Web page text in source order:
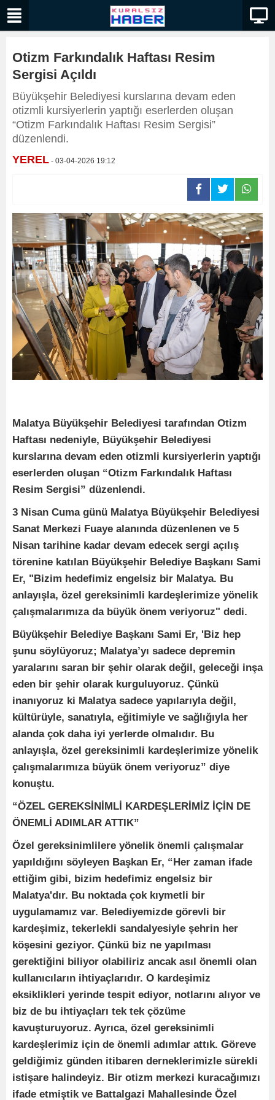
Otizm Farkındalık Haftası Resim
Sergisi Açıldı
Büyükşehir Belediyesi kurslarına devam eden
otizmli kursiyerlerin yaptığı eserlerden oluşan
“Otizm Farkındalık Haftası Resim Sergisi”
düzenlendi.
YEREL - 03-04-2026 19:12
Malatya Büyükşehir Belediyesi tarafından Otizm
Haftası nedeniyle, Büyükşehir Belediyesi
kurslarına devam eden otizmli kursiyerlerin yaptığı
eserlerden oluşan “Otizm Farkındalık Haftası
Resim Sergisi” düzenlendi.
3 Nisan Cuma günü Malatya Büyükşehir Belediyesi
Sanat Merkezi Fuaye alanında düzenlenen ve 5
Nisan tarihine kadar devam edecek sergi açılış
törenine katılan Büyükşehir Belediye Başkanı Sami
Er, "Bizim hedefimiz engelsiz bir Malatya. Bu
anlayışla, özel gereksinimli kardeşlerimize yönelik
çalışmalarımıza da büyük önem veriyoruz" dedi.
Büyükşehir Belediye Başkanı Sami Er, 'Biz hep
şunu söylüyoruz; Malatya’yı sadece depremin
yaralarını saran bir şehir olarak değil, geleceği inşa
eden bir şehir olarak kurguluyoruz. Çünkü
inanıyoruz ki Malatya sadece yapılarıyla değil,
kültürüyle, sanatıyla, eğitimiyle ve sağlığıyla her
alanda çok daha iyi yerlerde olmalıdır. Bu
anlayışla, özel gereksinimli kardeşlerimize yönelik
çalışmalarımıza büyük önem veriyoruz” diye
konuştu.
“ÖZEL GEREKSİNİMLİ KARDEŞLERİMİZ İÇİN DE
ÖNEMLİ ADIMLAR ATTIK”
Özel gereksinimlilere yönelik önemli çalışmalar
yapıldığını söyleyen Başkan Er, “Her zaman ifade
ettiğim gibi, bizim hedefimiz engelsiz bir
Malatya'dır. Bu noktada çok kıymetli bir
uygulamamız var. Belediyemizde görevli bir
kardeşimiz, tekerlekli sandalyesiyle şehrin her
köşesini geziyor. Çünkü biz ne yapılması
gerektiğini biliyor olabiliriz ancak asıl önemli olan
kullanıcıların ihtiyaçlarıdır. O kardeşimiz
eksiklikleri yerinde tespit ediyor, notlarını alıyor ve
biz de bu ihtiyaçları tek tek çözüme
kavuşturuyoruz. Ayrıca, özel gereksinimli
kardeşlerimiz için de önemli adımlar attık. Göreve
geldiğimiz günden itibaren derneklerimizle sürekli
istişare halindeyiz. Bir otizm merkezi kuracağımızı
ifade etmiştik ve Battalgazi Mahallesinde Özel